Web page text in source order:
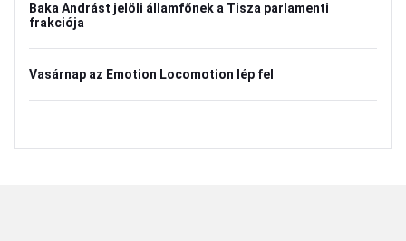
Baka Andrást jelöli államfőnek a Tisza parlamenti
frakciója
Vasárnap az Emotion Locomotion lép fel